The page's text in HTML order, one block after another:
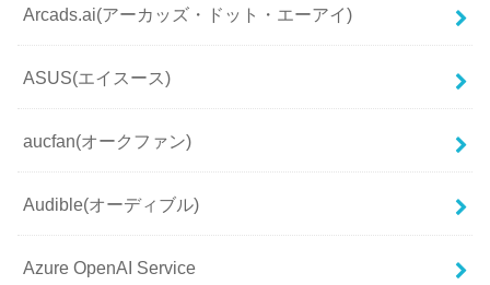
Arcads.ai(アーカッズ・ドット・エーアイ)
ASUS(エイスース)
aucfan(オークファン)
Audible(オーディブル)
Azure OpenAI Service